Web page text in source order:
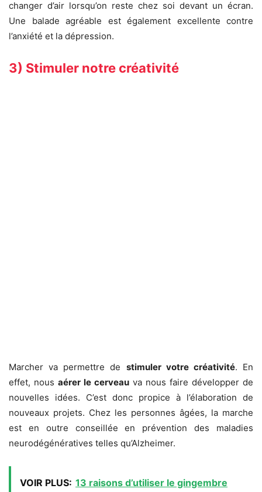
changer d’air lorsqu’on reste chez soi devant un écran.
Une balade agréable est également excellente contre
l’anxiété et la dépression.
3) Stimuler notre créativité
Marcher va permettre de stimuler votre créativité. En
effet, nous aérer le cerveau va nous faire développer de
nouvelles idées. C’est donc propice à l’élaboration de
nouveaux projets. Chez les personnes âgées, la marche
est en outre conseillée en prévention des maladies
neurodégénératives telles qu’Alzheimer.
VOIR PLUS: 13 raisons d’utiliser le gingembre